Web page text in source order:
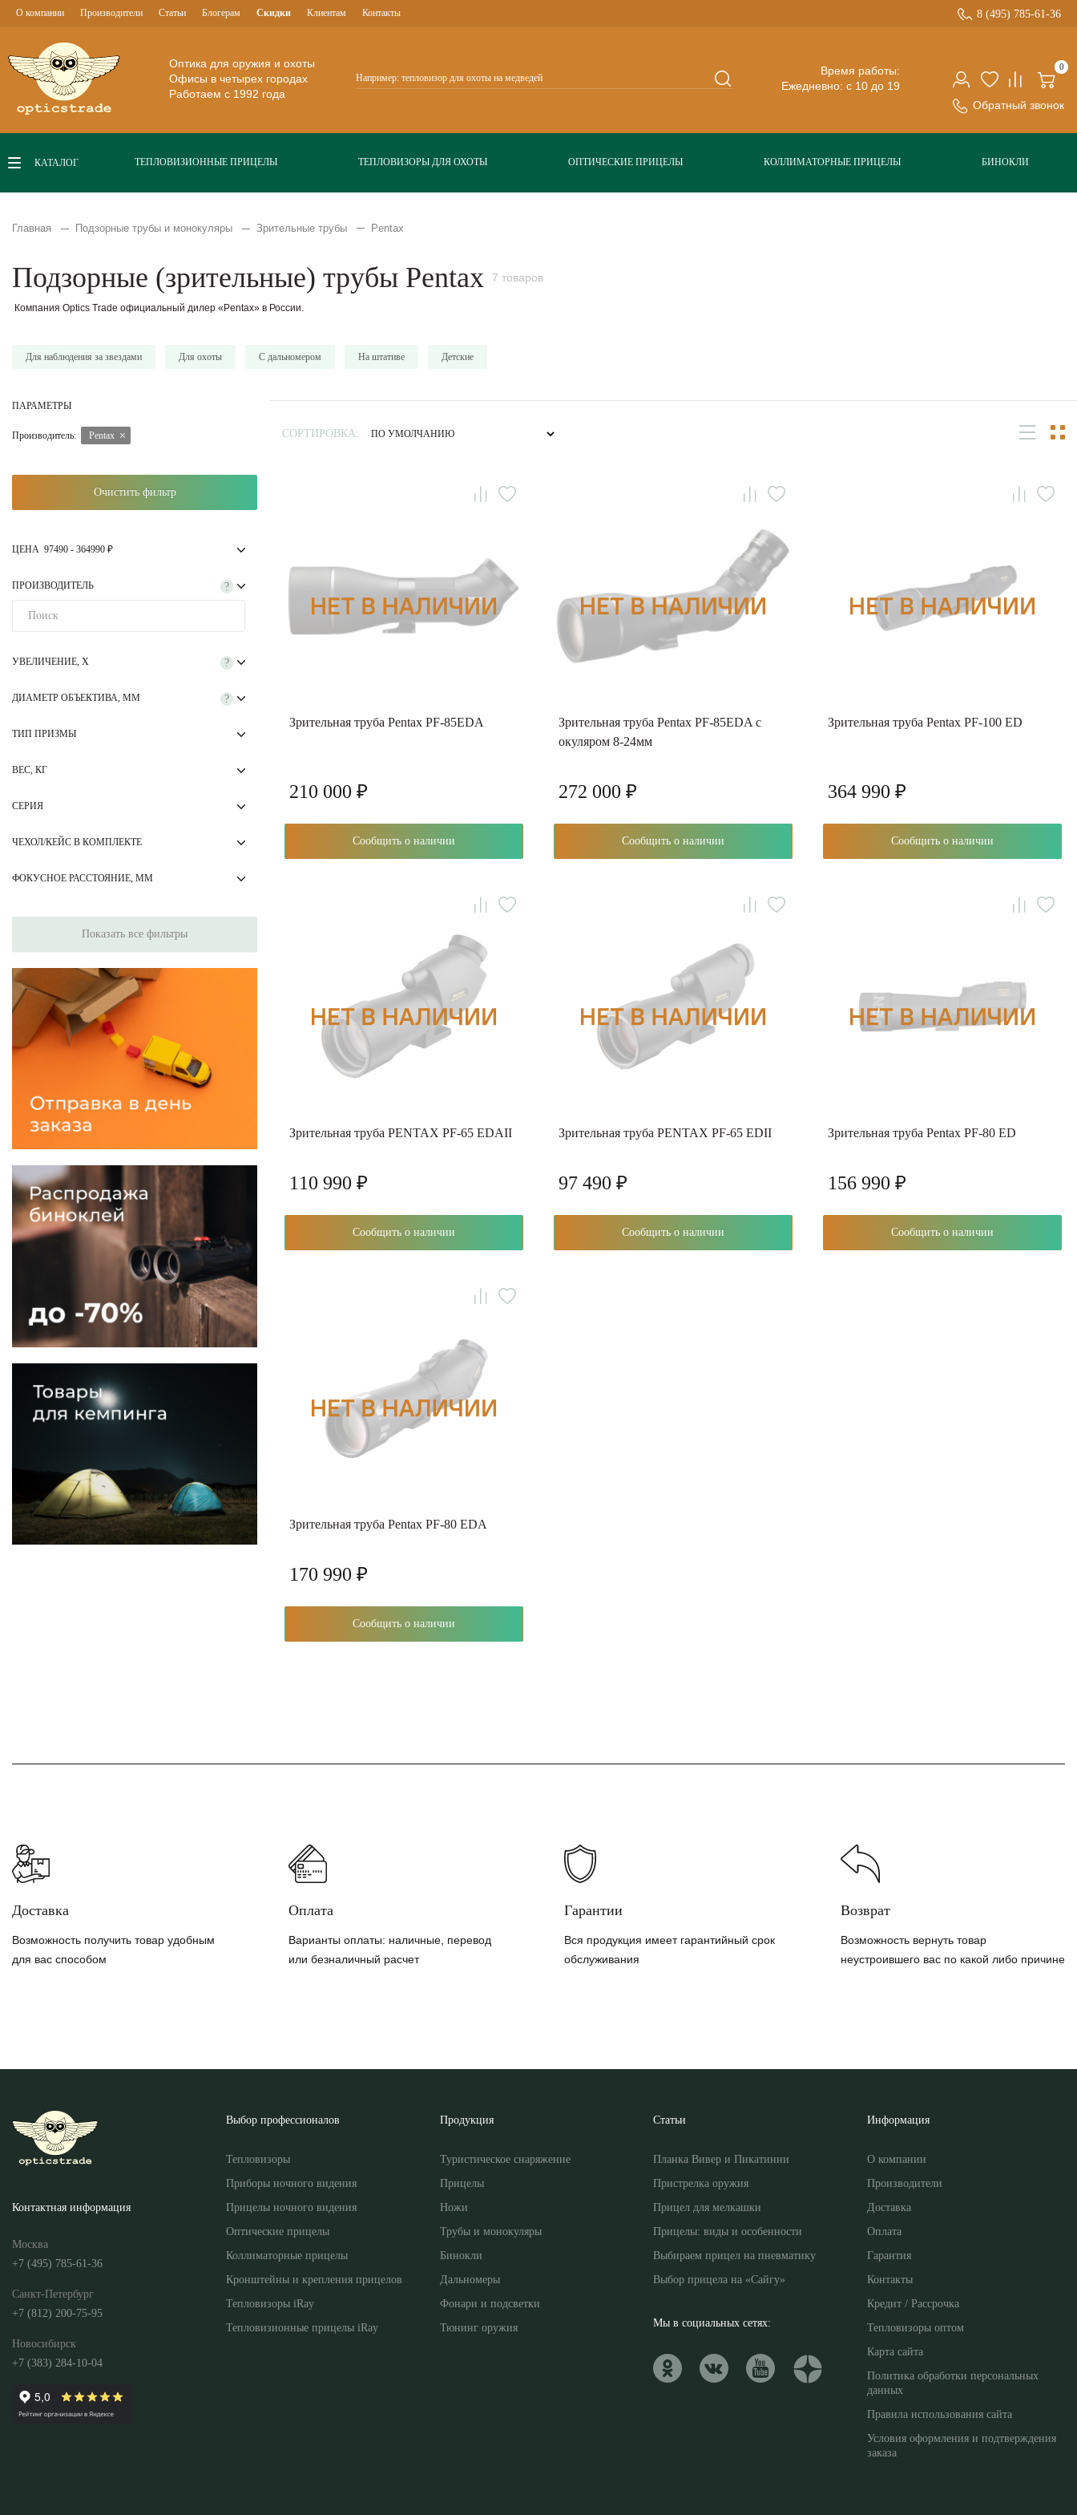
Оптика для оружия и охоты
Офисы в четырех городах
Работаем с 1992 года
Время работы:
Ежедневно: с 10 до 19
0
Обратный звонок
О компании Производители Статьи Блогерам Скидки Клиентам Контакты 8 (495) 785-61-36
КАТАЛОГ ТЕПЛОВИЗИОННЫЕ ПРИЦЕЛЫ ТЕПЛОВИЗОРЫ ДЛЯ ОХОТЫ ОПТИЧЕСКИЕ ПРИЦЕЛЫ КОЛЛИМАТОРНЫЕ ПРИЦЕЛЫ БИНОКЛИ
Главная Подзорные трубы и монокуляры Зрительные трубы Pentax
Подзорные (зрительные) трубы Pentax 7 товаров
Компания Optics Trade официальный дилер «Pentax» в России.
Для наблюдения за звездами Для охоты C дальномером На штативе Детские
ПАРАМЕТРЫ
Производитель: Pentax
Очистить фильтр
ЦЕНА 97490 - 364990 ₽
?
ПРОИЗВОДИТЕЛЬ
?
УВЕЛИЧЕНИЕ, Х
?
ДИАМЕТР ОБЪЕКТИВА, ММ
ТИП ПРИЗМЫ
ВЕС, КГ
СЕРИЯ
ЧЕХОЛ/КЕЙС В КОМПЛЕКТЕ
ФОКУСНОЕ РАССТОЯНИЕ, ММ
Показать все фильтры
СОРТИРОВКА:
Зрительная труба Pentax PF-85EDA
210 000 ₽
Сообщить о наличии
Зрительная труба Pentax PF-85EDA с
окуляром 8-24мм
272 000 ₽
Сообщить о наличии
Зрительная труба Pentax PF-100 ED
364 990 ₽
Сообщить о наличии
Зрительная труба PENTAX PF-65 EDAII
110 990 ₽
Сообщить о наличии
Зрительная труба PENTAX PF-65 EDII
97 490 ₽
Сообщить о наличии
Зрительная труба Pentax PF-80 ED
156 990 ₽
Сообщить о наличии
Зрительная труба Pentax PF-80 EDA
170 990 ₽
Сообщить о наличии
Доставка
Возможность получить товар удобным
для вас способом
Оплата
Варианты оплаты: наличные, перевод
или безналичный расчет
Гарантии
Вся продукция имеет гарантийный срок
обслуживания
Возврат
Возможность вернуть товар
неустроившего вас по какой либо причине
Контактная информация
Москва
+7 (495) 785-61-36
Санкт-Петербург
+7 (812) 200-75-95
Новосибирск
+7 (383) 284-10-04
Выбор профессионалов
Тепловизоры
Приборы ночного видения
Прицелы ночного видения
Оптические прицелы
Коллиматорные прицелы
Кронштейны и крепления прицелов
Тепловизоры iRay
Тепловизионные прицелы iRay
Продукция
Туристическое снаряжение
Прицелы
Ножи
Трубы и монокуляры
Бинокли
Дальномеры
Фонари и подсветки
Тюнинг оружия
Статьи
Планка Вивер и Пикатинни
Пристрелка оружия
Прицел для мелкашки
Прицелы: виды и особенности
Выбираем прицел на пневматику
Выбор прицела на «Сайгу»
Мы в социальных сетях:
Информация
О компании
Производители
Доставка
Оплата
Гарантия
Контакты
Кредит / Рассрочка
Тепловизоры оптом
Карта сайта
Политика обработки персональных
данных
Правила использования сайта
Условия оформления и подтверждения
заказа